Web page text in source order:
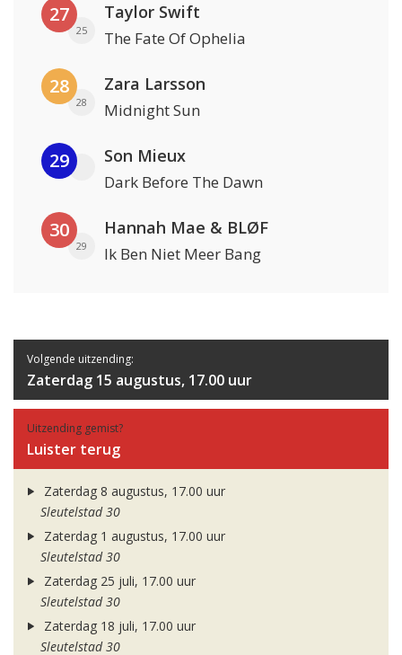
27
25
Taylor Swift
The Fate Of Ophelia
28
28
Zara Larsson
Midnight Sun
29 Son Mieux
Dark Before The Dawn
30
29
Hannah Mae & BLØF
Ik Ben Niet Meer Bang
Volgende uitzending:
Zaterdag 15 augustus, 17.00 uur
Uitzending gemist?
Luister terug
Zaterdag 8 augustus, 17.00 uur
Sleutelstad 30
Zaterdag 1 augustus, 17.00 uur
Sleutelstad 30
Zaterdag 25 juli, 17.00 uur
Sleutelstad 30
Zaterdag 18 juli, 17.00 uur
Sleutelstad 30